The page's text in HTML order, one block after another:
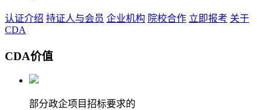
认证介绍 持证人与会员 企业机构 院校合作 立即报考 关于
CDA
CDA价值
部分政企项目招标要求的